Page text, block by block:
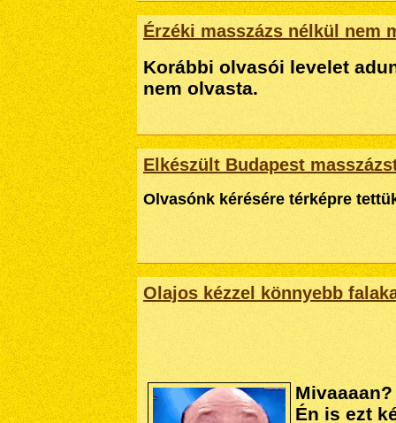
Érzéki masszázs nélkül nem
Korábbi olvasói levelet
nem olvasta.
Elkészült Budapest
Olvasónk kérésére térképre
Olajos kézzel könnyebb
Mivaaaan?
Én is ezt